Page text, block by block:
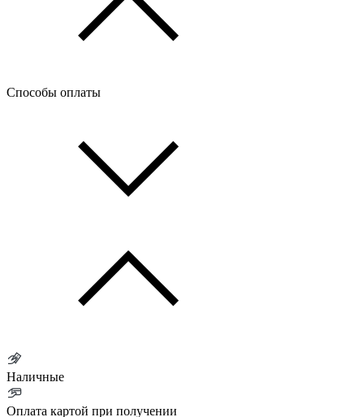
Способы оплаты
Наличные
Оплата картой при получении